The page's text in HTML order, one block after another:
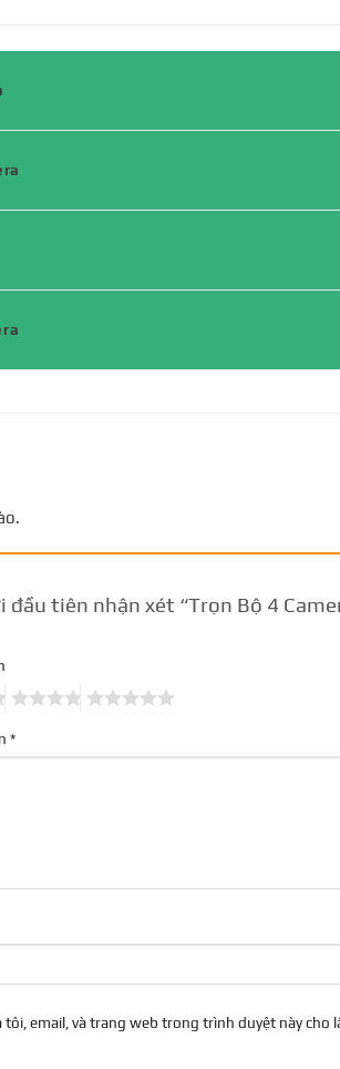
đầu tiên nhận xét “Trọn Bộ 4
*
tôi, email, và trang web trong trình duyệt này cho